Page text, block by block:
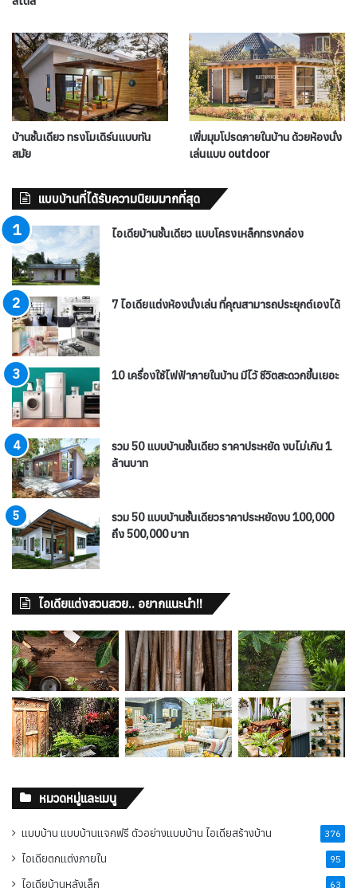
บ้านชั้นเดียว ทรงโมเดิร์นแบบทัน
สมัย
เพิ่มมุมโปรดภายในบ้าน ด้วยห้องนั่ง
เล่นแบบ outdoor
แบบบ้านที่ได้รับความนิยมมากที่สุด
ไอเดียบ้านชั้นเดียว แบบโครงเหล็กทรงกล่อง
7 ไอเดียแต่งห้องนั่งเล่น ที่คุณสามารถประยุกต์เองได้
10 เครื่องใช้ไฟฟ้าภายในบ้าน มีไว้ ชีวิตสะดวกขึ้นเยอะ
รวม 50 แบบบ้านชั้นเดียว ราคาประหยัด งบไม่เกิน 1
ล้านบาท
รวม 50 แบบบ้านชั้นเดียวราคาประหยัดงบ 100,000
ถึง 500,000 บาท
ไอเดียแต่งสวนสวย.. อยากแนะนำ!!
หมวดหมู่และเมนู
แบบบ้าน แบบบ้านแจกฟรี ตัวอย่างแบบบ้าน ไอเดียสร้างบ้าน 376
ไอเดียตกแต่งภายใน 95
ไอเดียบ้านหลังเล็ก 63